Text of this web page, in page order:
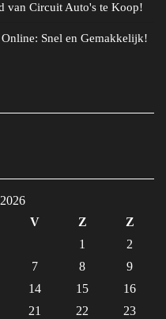
van Circuit Auto's te Koop!
Snel en Gemakkelijk!
V Z
Z
1
2
7 8
9
14 15
16
21 22
23